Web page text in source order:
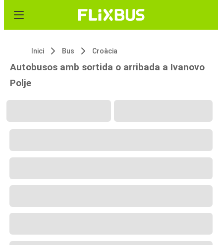
Inici Bus Croàcia
Autobusos amb sortida o arribada a Ivanovo
Polje